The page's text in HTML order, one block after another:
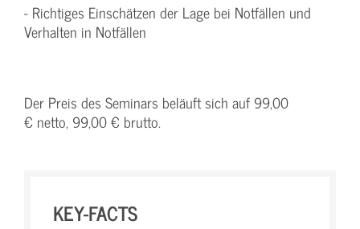
- Richtiges Einschätzen der Lage bei Notfällen und
Verhalten in Notfällen
Der Preis des Seminars beläuft sich auf 99,00
€ netto, 99,00 € brutto.
KEY-FACTS